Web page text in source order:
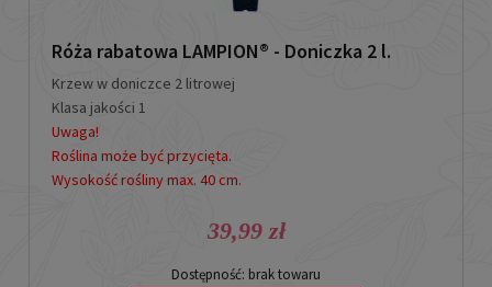
Róża rabatowa LAMPION® - Doniczka 2 l.
Krzew w doniczce 2 litrowej
Klasa jakości 1
Uwaga!
Roślina może być przycięta.
Wysokość rośliny max. 40 cm.
39,99 zł
Dostępność: brak towaru